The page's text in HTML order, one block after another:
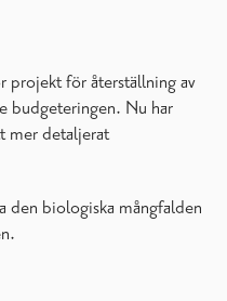
projekt för återställning av
budgeteringen. Nu har
mer detaljerat
den biologiska mångfalden